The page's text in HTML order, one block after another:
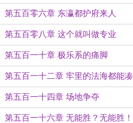
第五百零六章 东瀛都护府来人
第五百零八章 这个就叫做专业
第五百一十章 极乐系的痛脚
第五百一十二章 牢里的法海都能凑
一个连队了
第五百一十四章 场地争夺
第五百一十六章 无能胜？无能胜！